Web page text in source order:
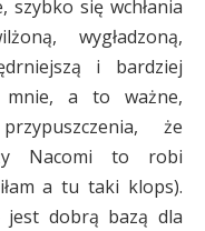
szybko się wchłania
wygładzoną,
i bardziej
mnie, a to ważne,
że
Nacomi to robi
a tu taki klops).
jest dobrą bazą dla